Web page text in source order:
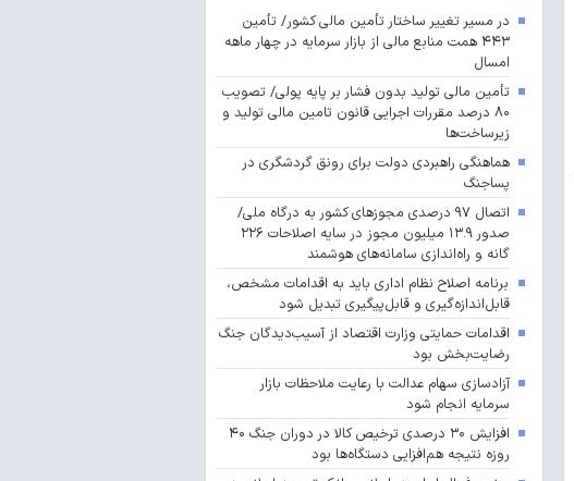
در مسیر تغییر ساختار تأمین مالی کشور/ تأمین
۴۴۳ همت منابع مالی از بازار سرمایه در چهار ماهه
امسال
تأمین مالی تولید بدون فشار بر پایه پولی/ تصویب
۸۰ درصد مقررات اجرایی قانون تامین مالی تولید و
زیرساخت‌ها
هماهنگی راهبردی دولت برای رونق گردشگری در
پساجنگ
اتصال ۹۷ درصدی مجوزهای کشور به درگاه ملی/
صدور ۱۳.۹ میلیون مجوز در سایه اصلاحات ۲۲۶
گانه و راه‌اندازی سامانه‌های هوشمند
برنامه اصلاح نظام اداری باید به اقدامات مشخص،
قابل‌اندازه‌گیری و قابل‌پیگیری تبدیل شود
اقدامات حمایتی وزارت اقتصاد از آسیب‌دیدگان جنگ
رضایت‌بخش بود
آزادسازی سهام عدالت با رعایت ملاحظات بازار
سرمایه انجام شود
افزایش ۳۰ درصدی ترخیص کالا در دوران جنگ ۴۰
روزه نتیجه هم‌افزایی دستگاه‌ها بود